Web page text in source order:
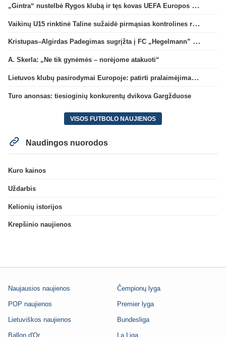
„Gintra“ nustelbė Rygos klubą ir tęs kovas UEFA Europos taurės atrankoje
Vaikinų U15 rinktinė Taline sužaidė pirmąsias kontrolines rungtynes
Kristupas–Algirdas Padegimas sugrįžta į FC „Hegelmann” B sudėtį
A. Skerla: „Ne tik gynėmės – norėjome atakuoti“
Lietuvos klubų pasirodymai Europoje: patirti pralaimėjimai Kroatijos atstovams
Turo anonsas: tiesioginių konkurentų dvikova Gargžduose
VISOS FUTBOLO NAUJIENOS
Naudingos nuorodos
Kuro kainos
Uždarbis
Kelionių istorijos
Krepšinio naujienos
Naujausios naujienos
POP naujienos
Lietuviškos naujienos
Ballon d'Or
Čempionų lyga
Premier lyga
Bundesliga
La Liga